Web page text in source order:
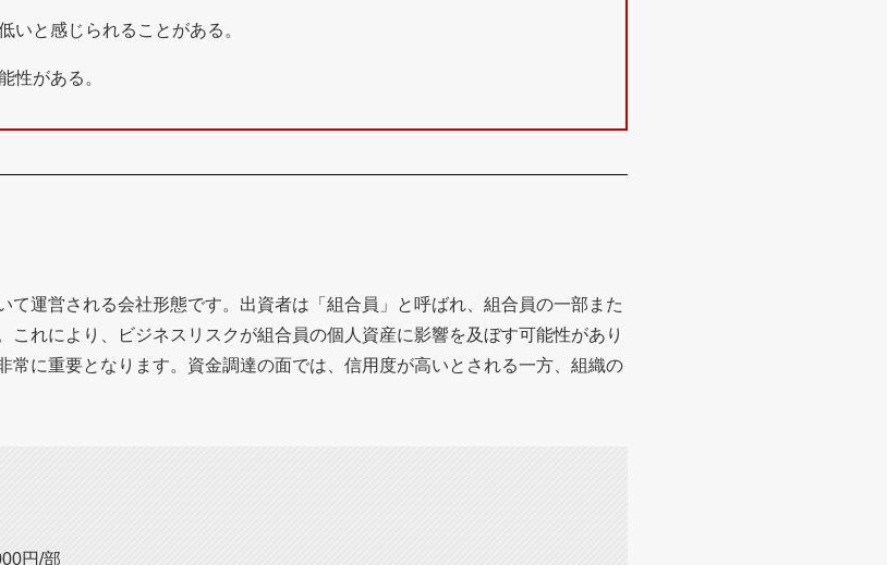
いと感じられることがある。
性がある。
て運営される会社形態です。出資者は「組合員」と呼ばれ、組合員の一部また
これにより、ビジネスリスクが組合員の個人資産に影響を及ぼす可能性があり
常に重要となります。資金調達の面では、信用度が高いとされる一方、組織の
円/部